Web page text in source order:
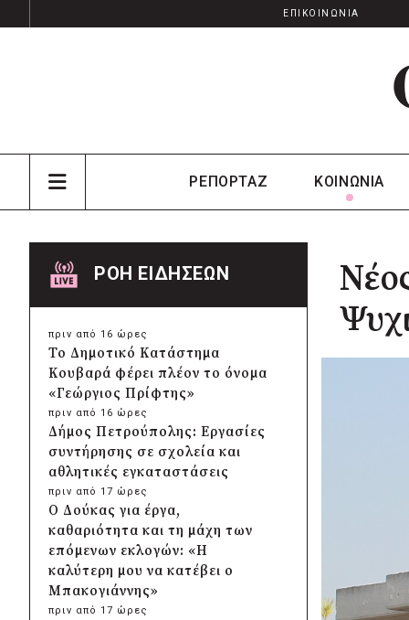
ΕΠΙΚΟΙΝΩΝΙΑ
ΡΕΠΟΡΤΑΖ ΚΟΙΝΩΝΙΑ
ΡΟΗ ΕΙΔΗΣΕΩΝ
πριν από 16 ώρες
Το Δημοτικό Κατάστημα
Κουβαρά φέρει πλέον το όνομα
«Γεώργιος Πρίφτης»
πριν από 16 ώρες
Δήμος Πετρούπολης: Εργασίες
συντήρησης σε σχολεία και
αθλητικές εγκαταστάσεις
πριν από 17 ώρες
Ο Δούκας για έργα,
καθαριότητα και τη μάχη των
επόμενων εκλογών: «Η
καλύτερη μου να κατέβει ο
Μπακογιάννης»
πριν από 17 ώρες